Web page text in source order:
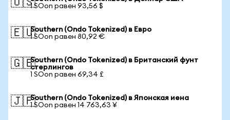
🇺🇸1 SOon равен 93,56 $
🇪🇺Southern (Ondo Tokenized) в Евро
1 SOon равен 80,92 €
🇬🇧Southern (Ondo Tokenized) в Британский фунт
стерлингов
1 SOon равен 69,34 £
🇯🇵Southern (Ondo Tokenized) в Японская иена
1 SOon равен 14 763,63 ¥